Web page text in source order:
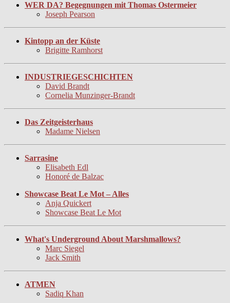
WER DA? Begegnungen mit Thomas Ostermeier
Joseph Pearson
Kintopp an der Küste
Brigitte Ramhorst
INDUSTRIEGESCHICHTEN
David Brandt
Cornelia Munzinger-Brandt
Das Zeitgeisterhaus
Madame Nielsen
Sarrasine
Elisabeth Edl
Honoré de Balzac
Showcase Beat Le Mot – Alles
Anja Quickert
Showcase Beat Le Mot
What's Underground About Marshmallows?
Marc Siegel
Jack Smith
ATMEN
Sadiq Khan